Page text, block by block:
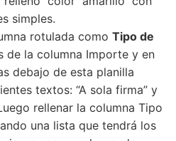
simples.
rotulada como Tipo de
de la columna Importe y en
debajo de esta planilla
textos: “A sola firma” y
rellenar la columna Tipo
una lista que tendrá los